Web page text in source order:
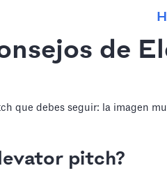
de
pitch?